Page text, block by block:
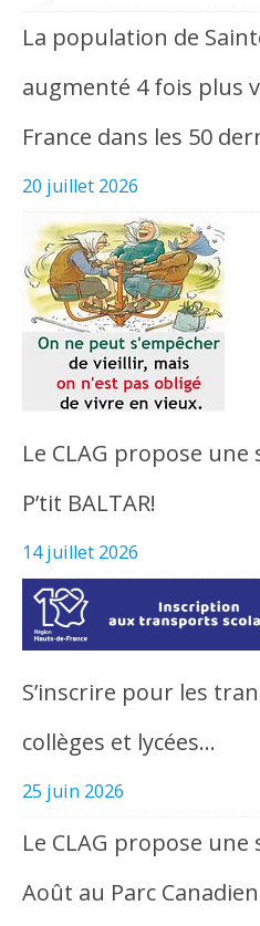
La population de
augmenté 4 fois plus
France dans les 50
20 juillet 2026
Le CLAG propose
P’tit BALTAR!
14 juillet 2026
S’inscrire pour les
collèges et lycées…
25 juin 2026
Le CLAG propose
Août au Parc